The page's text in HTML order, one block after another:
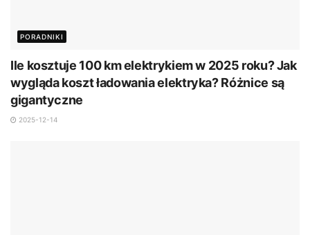
PORADNIKI
Ile kosztuje 100 km elektrykiem w 2025 roku? Jak
wygląda koszt ładowania elektryka? Różnice są
gigantyczne
2025-12-14